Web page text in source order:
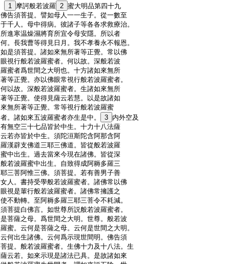
1 摩訶般若波羅 2 蜜大明品第四十九
佛告須菩提。譬如母人一一生子。從一數至
于千人。母中得病。彼諸子等各各求救療治。
所進寒温燥濕將育所宜令母安隱。所以者
何。長我曹等得見日月。我不孝養永不報恩。
如是須菩提。諸如來無所著等正覺。常以佛
眼視行般若波羅蜜者。何以故。深般若波
羅蜜者爲世間之大明也。十方諸如來無所
著等正覺。亦以佛眼常視行般若波羅蜜者。
何以故。深般若波羅蜜者。生諸如來無所
著等正覺。使得見薩云若慧。以是故諸如
來無所著等正覺。常等視行般若波羅蜜
者。諸如來五波羅蜜者亦生是中。 3 内外空及
有無空三十七品皆於中生。十力十八法薩
云若亦皆於中生。須陀洹斯陀含阿那含阿
羅漢辟支佛道三耶三佛道。皆從般若波羅
蜜中出生。過去當來今現在諸佛。皆從深
般若波羅蜜中出生。自致得成阿耨多羅三
耶三菩阿惟三佛。須菩提。若有善男子善
女人。書持受學般若波羅蜜者。諸佛常以佛
眼視是輩行般若波羅蜜者。諸佛常擁護之
使不動轉。至阿耨多羅三耶三菩令不耗減。
須菩提白佛言。如世尊所説般若波羅蜜者。
是菩薩之母。爲世間之大明。世尊。般若波
羅蜜。云何是菩薩之母。云何是世間之大明。
云何出生諸佛。云何爲示現世間明。佛告須
菩提。般若波羅蜜者。生佛十力及十八法。生
薩云若。如來示現是諸法已具。是故諸如來